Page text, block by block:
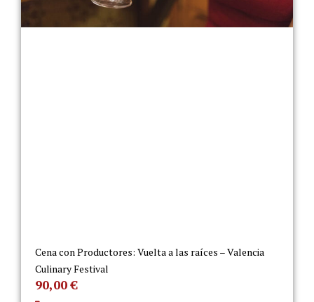
Cena con Productores: Vuelta a las raíces – Valencia
Culinary Festival
90,00€